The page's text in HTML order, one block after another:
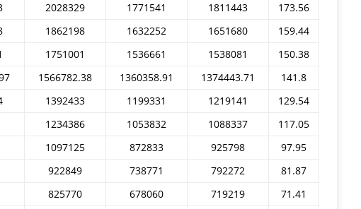
2028329 1771541 1811443
173.56
1862198 1632252 1651680
159.44
1751001 1536661 1538081
150.38
1566782.38 1360358.91 1374443.71
141.8
1392433 1199331 1219141
129.54
1234386 1053832 1088337
117.05
1097125 872833 925798
97.95
922849 738771 792272
81.87
825770 678060 719219
71.41